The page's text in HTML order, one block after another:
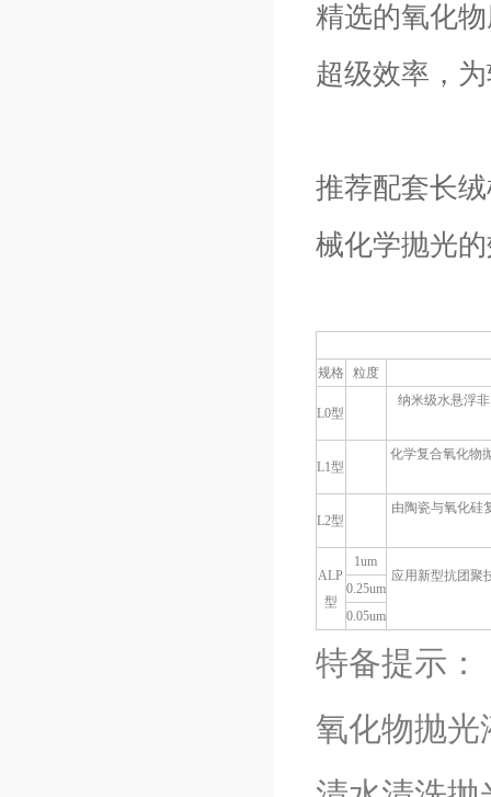
精选的氧化
超级效率，
推荐配套长
械化学抛光
规格 粒度
L0型
纳米级水悬浮
L1型
化学复合氧化物
L2型
由陶瓷与氧化硅
ALP
型
1um
应用新型抗团聚
0.25um
0.05um
特备提示：
氧化物抛